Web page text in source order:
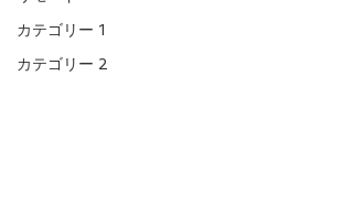
カテゴリー 1
カテゴリー 2